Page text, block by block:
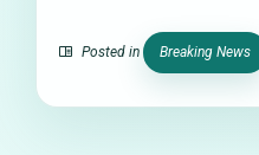
Posted in Breaking News